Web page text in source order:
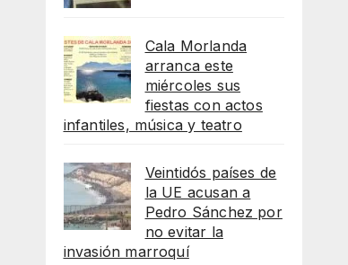
Cala Morlanda
arranca este
miércoles sus
fiestas con actos
infantiles, música y teatro
Veintidós países de
la UE acusan a
Pedro Sánchez por
no evitar la
invasión marroquí